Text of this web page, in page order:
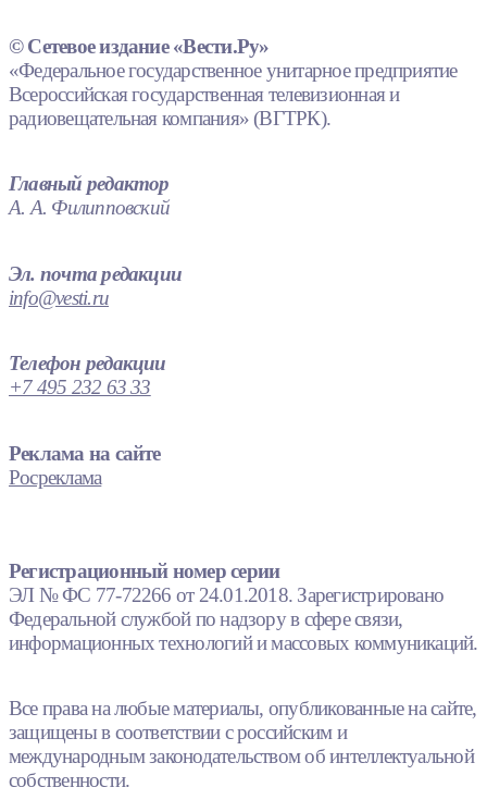
© Сетевое издание «Вести.Ру»
«Федеральное государственное унитарное предприятие
Всероссийская государственная телевизионная и
радиовещательная компания» (ВГТРК).
Главный редактор
А. А. Филипповский
Эл. почта редакции
info@vesti.ru
Телефон редакции
+7 495 232 63 33
Реклама на сайте
Росреклама
Регистрационный номер серии
ЭЛ № ФС 77-72266 от 24.01.2018. Зарегистрировано
Федеральной службой по надзору в сфере связи,
информационных технологий и массовых коммуникаций.
Все права на любые материалы, опубликованные на сайте,
защищены в соответствии с российским и
международным законодательством об интеллектуальной
собственности.